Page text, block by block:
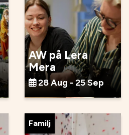
AW på Lera
Mera
28 Aug - 25 Sep
Familj